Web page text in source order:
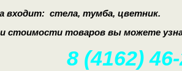
входит: стела, тумба, цветник.
стоимости товаров вы можете
8 (4162)